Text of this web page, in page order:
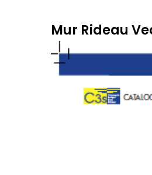
Mur Rideau